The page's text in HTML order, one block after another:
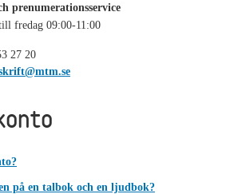
prenumerationsservice
fredag 09:00-11:00
27 20
på en talbok och en ljudbok?